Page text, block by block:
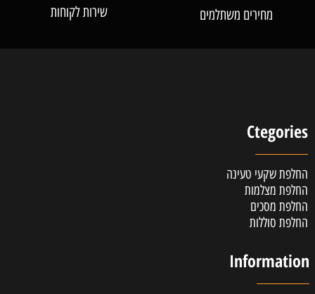
מחירים משתלמים שירות לקוחות
Ctegories
החלפת שקעי טעינה
החלפת מצלמות
החלפת מסכים
החלפת סוללות
Information